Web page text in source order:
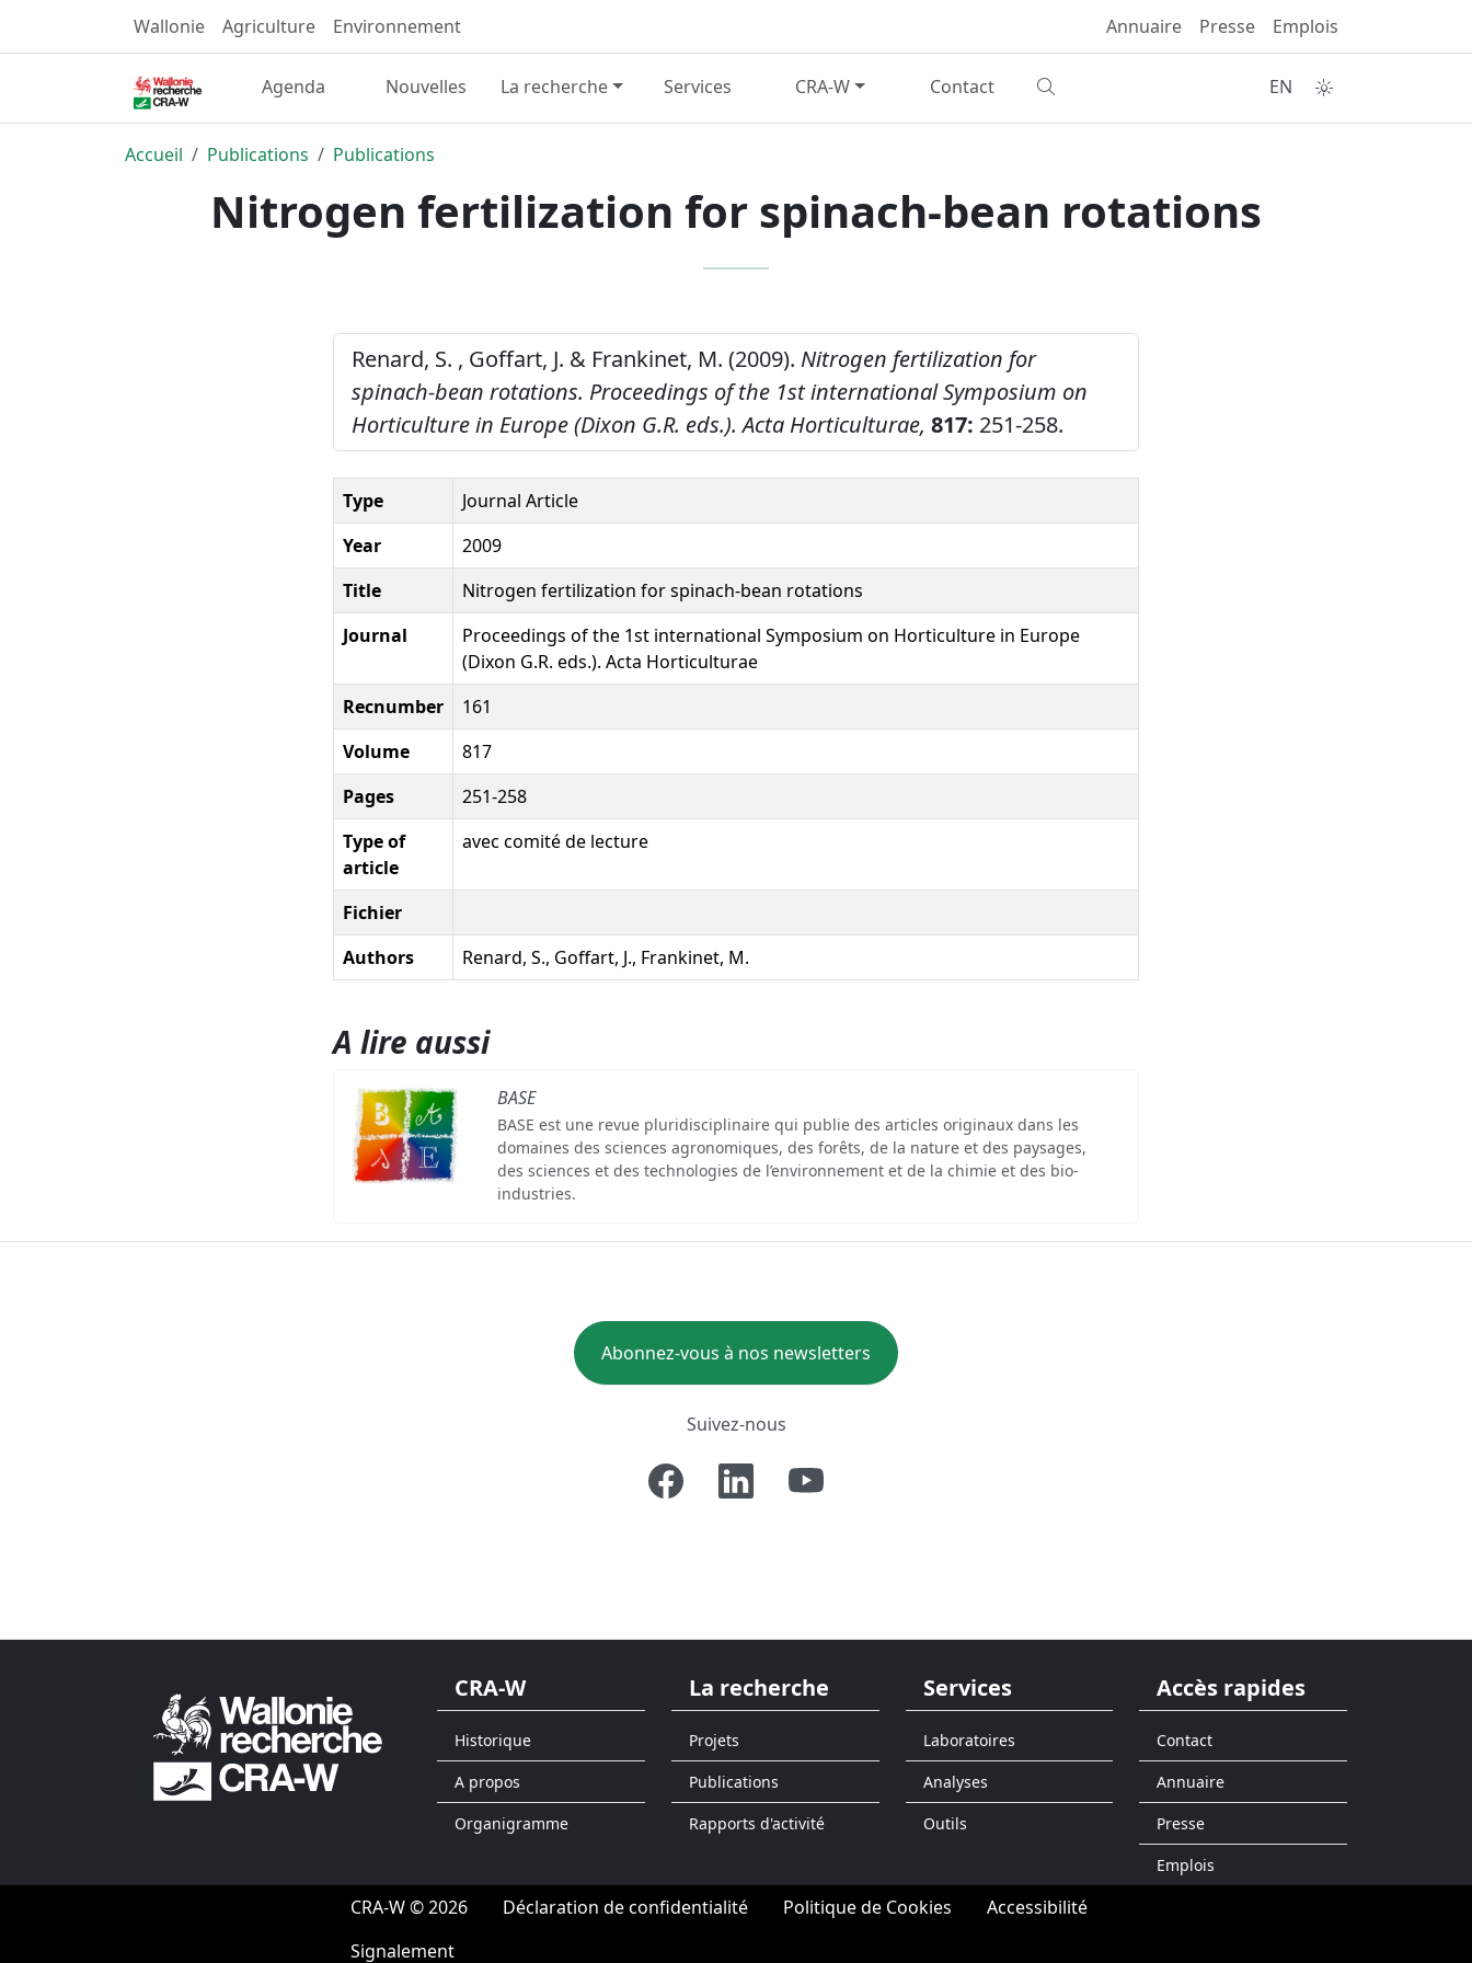
Wallonie Agriculture Environnement Annuaire Presse Emplois
Agenda Nouvelles La recherche Services CRA-W Contact EN
Accueil Publications Publications
Nitrogen fertilization for spinach-bean rotations
Renard, S. , Goffart, J. & Frankinet, M. (2009). Nitrogen fertilization for
spinach-bean rotations. Proceedings of the 1st international Symposium on
Horticulture in Europe (Dixon G.R. eds.). Acta Horticulturae, 817: 251-258.
Type
Journal Article
Year
2009
Title
Nitrogen fertilization for spinach-bean rotations
Journal
Proceedings of the 1st international Symposium on Horticulture in Europe
(Dixon G.R. eds.). Acta Horticulturae
Recnumber
161
Volume
817
Pages
251-258
Type of
article
avec comité de lecture
Fichier
Authors
Renard, S., Goffart, J., Frankinet, M.
A lire aussi
BASE
BASE est une revue pluridisciplinaire qui publie des articles originaux dans les
domaines des sciences agronomiques, des forêts, de la nature et des paysages,
des sciences et des technologies de l’environnement et de la chimie et des bio-
industries.
Abonnez-vous à nos newsletters
Suivez-nous
CRA-W
Historique
A propos
Organigramme
La recherche
Projets
Publications
Rapports d'activité
Services
Laboratoires
Analyses
Outils
Accès rapides
Contact
Annuaire
Presse
Emplois
CRA-W © 2026 Déclaration de confidentialité Politique de Cookies
Accessibilité
Signalement